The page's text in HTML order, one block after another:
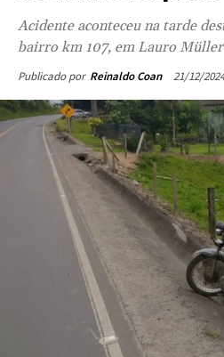
Acidente aconteceu na tarde
bairro km 107, em Lauro Müller
Publicado por Reinaldo Coan 21/12/2024